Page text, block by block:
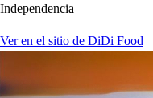
Independencia
Ver en el sitio de DiDi Food